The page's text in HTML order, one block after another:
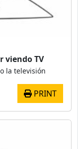
viendo TV
la televisión
PRINT